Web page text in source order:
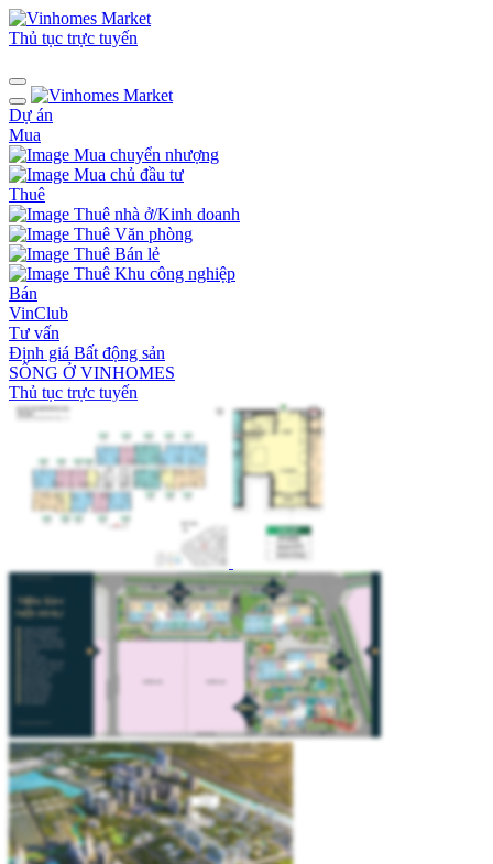
Thủ tục trực tuyến
Dự án
Mua
Mua chuyển nhượng
Mua chủ đầu tư
Thuê
Thuê nhà ở/Kinh doanh
Thuê Văn phòng
Thuê Bán lẻ
Thuê Khu công nghiệp
Bán
VinClub
Tư vấn
Định giá Bất động sản
SỐNG Ở VINHOMES
Thủ tục trực tuyến